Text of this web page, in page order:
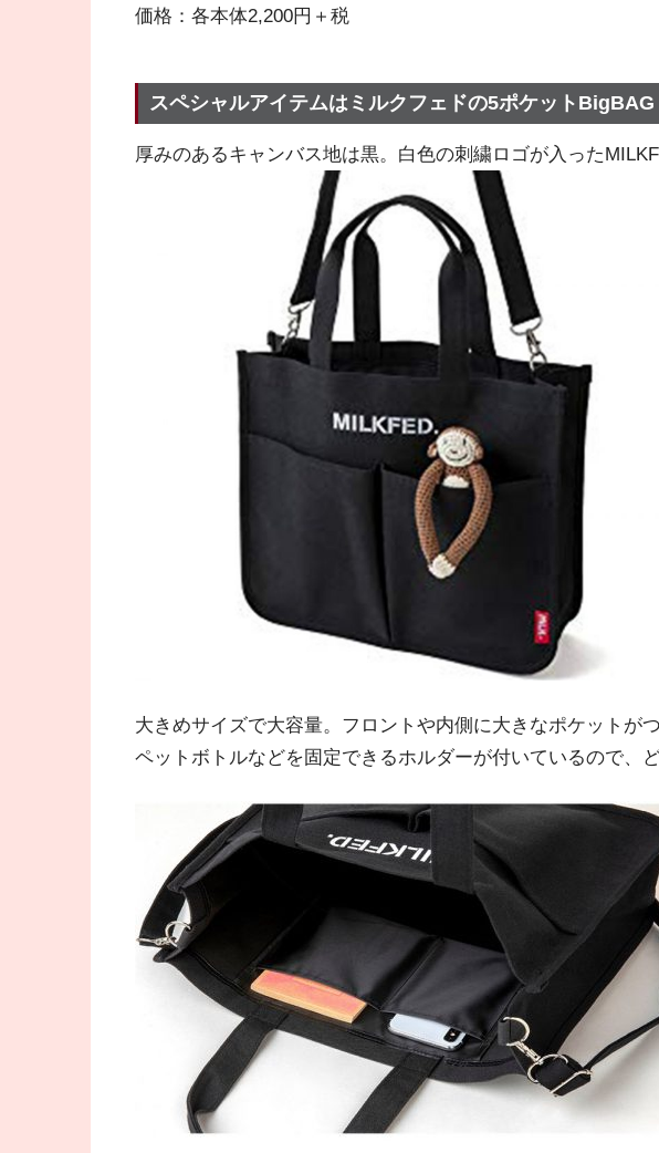
価格：各本体2,200円＋税
スペシャルアイテムはミルクフェドの5ポケットBigBAG
厚みのあるキャンバス地は黒。白色の刺繍ロゴが入った
大きめサイズで大容量。フロントや内側に大きなポケットが
ペットボトルなどを固定できるホルダーが付いているので、